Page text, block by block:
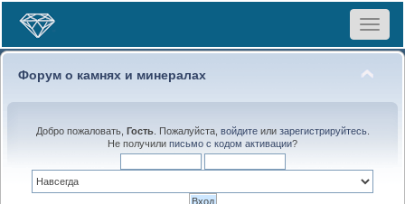
Toggle
Форум о камнях и минералах
Добро пожаловать, Гость. Пожалуйста, войдитеили зарегистрируйтесь.
Не получили письмо с кодом активации?